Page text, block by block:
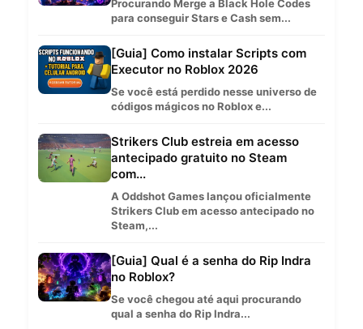
Procurando Merge a Black Hole Codes
para conseguir Stars e Cash sem...
[Guia] Como instalar Scripts com
Executor no Roblox 2026
Se você está perdido nesse universo de
códigos mágicos no Roblox e...
Strikers Club estreia em acesso
antecipado gratuito no Steam
com...
A Oddshot Games lançou oficialmente
Strikers Club em acesso antecipado no
Steam,...
[Guia] Qual é a senha do Rip Indra
no Roblox?
Se você chegou até aqui procurando
qual a senha do Rip Indra...